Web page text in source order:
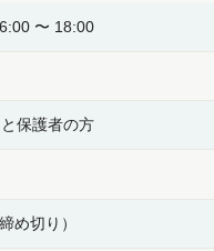
〜 18:00
保護者の方
め切り）